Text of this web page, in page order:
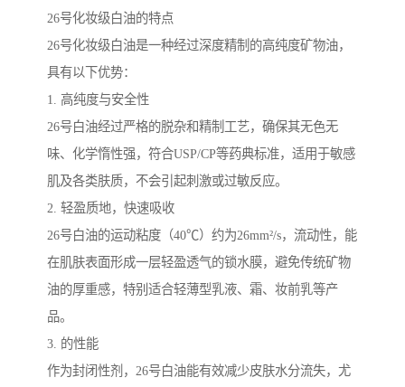
26号化妆级白油的特点
26号化妆级白油是一种经过深度精制的高纯度矿物油，
具有以下优势：
1. 高纯度与安全性
26号白油经过严格的脱杂和精制工艺，确保其无色无
味、化学惰性强，符合USP/CP等药典标准，适用于敏感
肌及各类肤质，不会引起刺激或过敏反应。
2. 轻盈质地，快速吸收
26号白油的运动粘度（40℃）约为26mm²/s，流动性，能
在肌肤表面形成一层轻盈透气的锁水膜，避免传统矿物
油的厚重感，特别适合轻薄型乳液、霜、妆前乳等产
品。
3. 的性能
作为封闭性剂，26号白油能有效减少皮肤水分流失，尤